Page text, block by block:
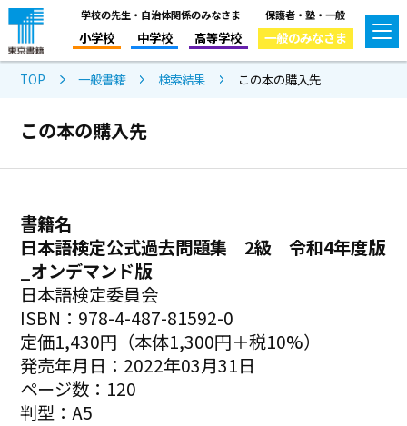
学校の先生・自治体関係のみなさま
小学校 中学校 高等学校
保護者・塾・一般
一般のみなさま
TOP 一般書籍 検索結果 この本の購入先
この本の購入先
書籍名
日本語検定公式過去問題集 2級 令和4年度版
_オンデマンド版
日本語検定委員会
ISBN：978-4-487-81592-0
定価1,430円（本体1,300円＋税10%）
発売年月日：2022年03月31日
ページ数：120
判型：A5